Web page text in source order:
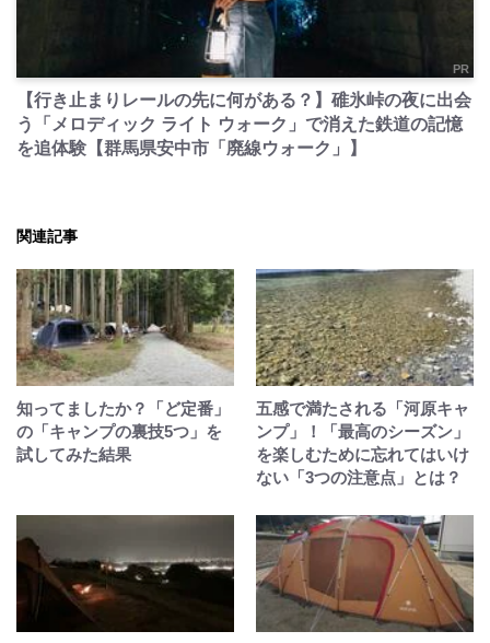
PR
【行き止まりレールの先に何がある？】碓氷峠の夜に出会
う「メロディック ライト ウォーク」で消えた鉄道の記憶
を追体験【群馬県安中市「廃線ウォーク」】
関連記事
知ってましたか？「ど定番」
の「キャンプの裏技5つ」を
試してみた結果
五感で満たされる「河原キャ
ンプ」！「最高のシーズン」
を楽しむために忘れてはいけ
ない「3つの注意点」とは？